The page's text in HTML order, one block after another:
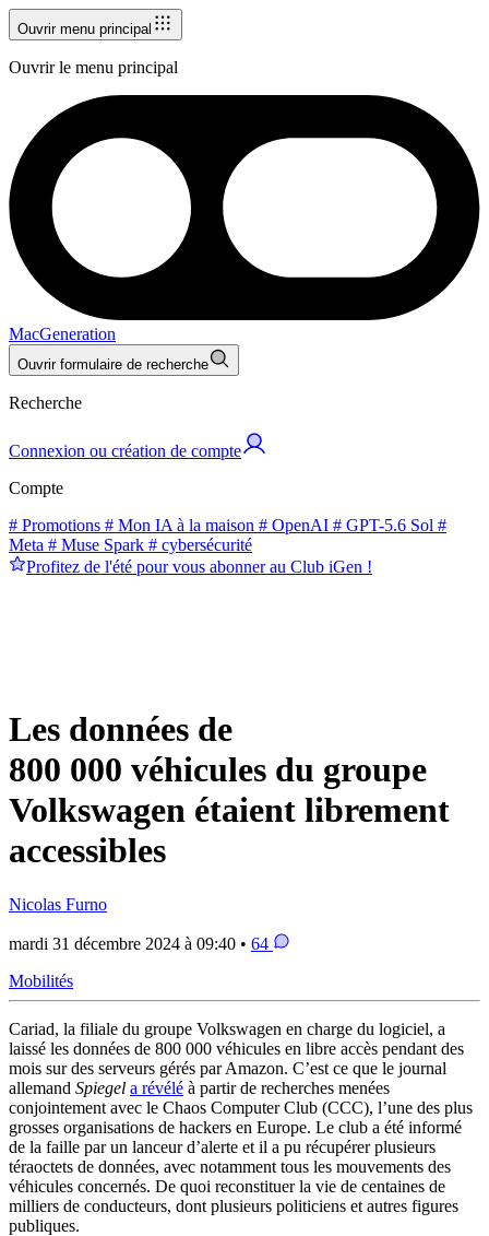
Ouvrir menu principal
Ouvrir le menu principal
MacGeneration
Ouvrir formulaire de recherche
Recherche
Connexion ou création de compte
Compte
# Promotions # Mon IA à la maison # OpenAI # GPT-5.6 Sol #
Meta # Muse Spark # cybersécurité
Profitez de l'été pour vous abonner au Club iGen !
Les données de
800 000 véhicules du groupe
Volkswagen étaient librement
accessibles
Nicolas Furno
mardi 31 décembre 2024 à 09:40 • 64
Mobilités
Cariad, la filiale du groupe Volkswagen en charge du logiciel, a
laissé les données de 800 000 véhicules en libre accès pendant des
mois sur des serveurs gérés par Amazon. C’est ce que le journal
allemand Spiegel a révélé à partir de recherches menées
conjointement avec le Chaos Computer Club (CCC), l’une des plus
grosses organisations de hackers en Europe. Le club a été informé
de la faille par un lanceur d’alerte et il a pu récupérer plusieurs
téraoctets de données, avec notamment tous les mouvements des
véhicules concernés. De quoi reconstituer la vie de centaines de
milliers de conducteurs, dont plusieurs politiciens et autres figures
publiques.